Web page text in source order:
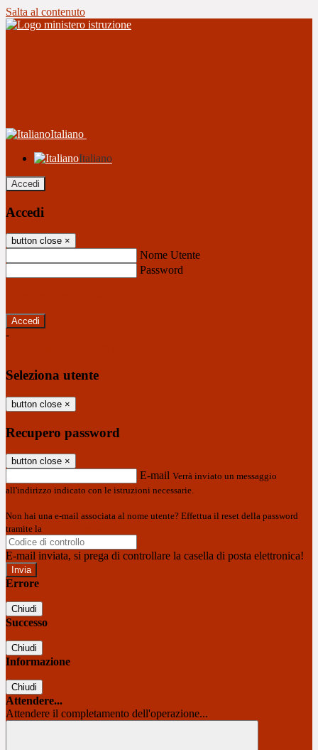
Salta al contenuto
Italiano
Italiano
Accedi
Accedi
button close ×
Nome Utente
Password
-
Seleziona utente
button close ×
Recupero password
button close ×
E-mail Verrà inviato un messaggio
all'indirizzo indicato con le istruzioni necessarie.
Non hai una e-mail associata al nome utente? Effettua il reset della password
tramite la
E-mail inviata, si prega di controllare la casella di posta elettronica!
Errore
Chiudi
Successo
Chiudi
Informazione
Chiudi
Attendere...
Attendere il completamento dell'operazione...